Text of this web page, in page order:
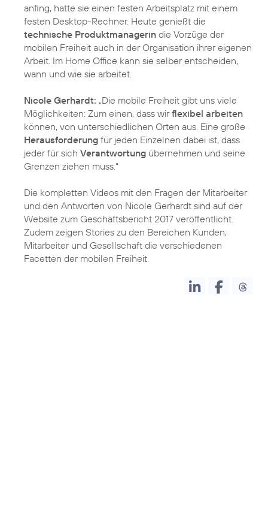
anfing, hatte sie einen festen Arbeitsplatz mit einem
festen Desktop-Rechner. Heute genießt die
technische Produktmanagerin die Vorzüge der
mobilen Freiheit auch in der Organisation ihrer eigenen
Arbeit. Im Home Office kann sie selber entscheiden,
wann und wie sie arbeitet.
Nicole Gerhardt: „Die mobile Freiheit gibt uns viele
Möglichkeiten: Zum einen, dass wirflexibel arbeiten
können, von unterschiedlichen Orten aus. Eine große
Herausforderung für jeden Einzelnen dabei ist, dass
jeder für sich Verantwortung übernehmen und seine
Grenzen ziehen muss.“
Die kompletten Videos mit den Fragen der Mitarbeiter
und den Antworten von Nicole Gerhardt sind auf der
Website zum Geschäftsbericht 2017 veröffentlicht.
Zudem zeigen Stories zu den Bereichen Kunden,
Mitarbeiter und Gesellschaft die verschiedenen
Facetten der mobilen Freiheit.